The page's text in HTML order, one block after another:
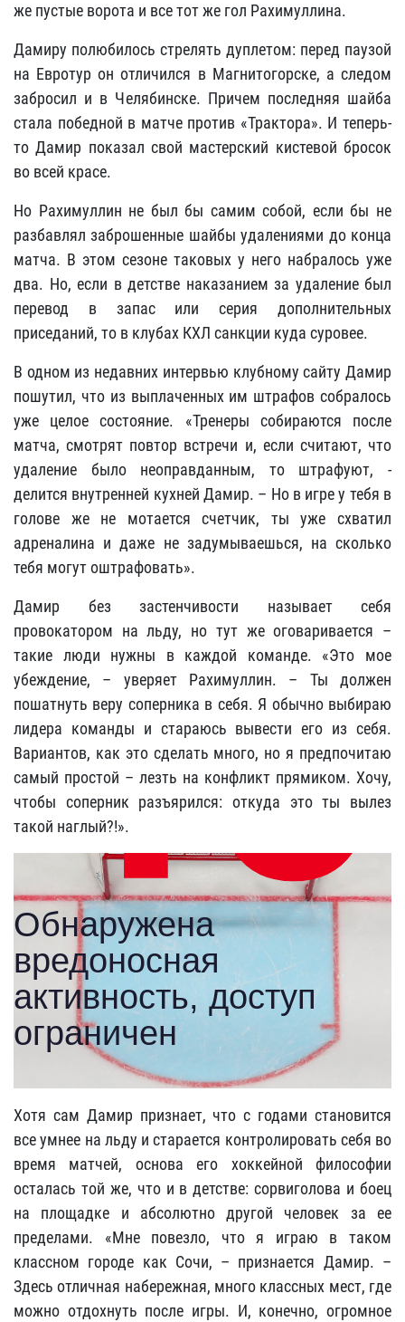
же пустые ворота и все тот же гол Рахимуллина.
Дамиру полюбилось стрелять дуплетом: перед паузой
на Евротур он отличился в Магнитогорске, а следом
забросил и в Челябинске. Причем последняя шайба
стала победной в матче против «Трактора». И теперь-
то Дамир показал свой мастерский кистевой бросок
во всей красе.
Но Рахимуллин не был бы самим собой, если бы не
разбавлял заброшенные шайбы удалениями до конца
матча. В этом сезоне таковых у него набралось уже
два. Но, если в детстве наказанием за удаление был
перевод в запас или серия дополнительных
приседаний, то в клубах КХЛ санкции куда суровее.
В одном из недавних интервью клубному сайту Дамир
пошутил, что из выплаченных им штрафов собралось
уже целое состояние. «Тренеры собираются после
матча, смотрят повтор встречи и, если считают, что
удаление было неоправданным, то штрафуют, -
делится внутренней кухней Дамир. – Но в игре у тебя в
голове же не мотается счетчик, ты уже схватил
адреналина и даже не задумываешься, на сколько
тебя могут оштрафовать».
Дамир без застенчивости называет себя
провокатором на льду, но тут же оговаривается –
такие люди нужны в каждой команде. «Это мое
убеждение, – уверяет Рахимуллин. – Ты должен
пошатнуть веру соперника в себя. Я обычно выбираю
лидера команды и стараюсь вывести его из себя.
Вариантов, как это сделать много, но я предпочитаю
самый простой – лезть на конфликт прямиком. Хочу,
чтобы соперник разъярился: откуда это ты вылез
такой наглый?!».
Хотя сам Дамир признает, что с годами становится
все умнее на льду и старается контролировать себя во
время матчей, основа его хоккейной философии
осталась той же, что и в детстве: сорвиголова и боец
на площадке и абсолютно другой человек за ее
пределами. «Мне повезло, что я играю в таком
классном городе как Сочи, – признается Дамир. –
Здесь отличная набережная, много классных мест, где
можно отдохнуть после игры. И, конечно, огромное